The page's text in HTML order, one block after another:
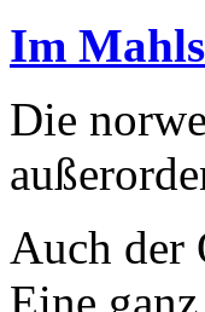
Im
Die
Auch der